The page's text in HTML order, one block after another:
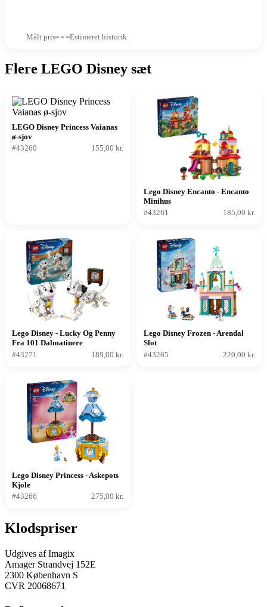
Målt pris Estimeret historik
Flere LEGO Disney sæt
LEGO Disney Princess Vaianas
ø-sjov
#43260
155,00 kr.
Lego Disney Encanto - Encanto
Minihus
#43261
185,00 kr.
Lego Disney - Lucky Og Penny
Fra 101 Dalmatinere
#43271
189,00 kr.
Lego Disney Frozen - Arendal
Slot
#43265
220,00 kr.
Lego Disney Princess - Askepots
Kjole
#43266
275,00 kr.
Klodspriser
Udgives af Imagix
Amager Strandvej 152E
2300 København S
CVR 20068671